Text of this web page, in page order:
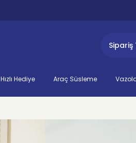
Sipariş
Hızlı Hediye Araç Süsleme